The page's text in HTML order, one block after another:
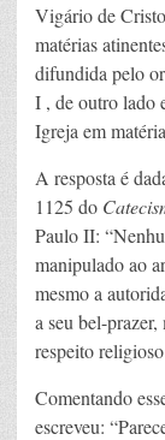
Vigário de
matérias
difundida pelo
I , de outro lado
Igreja em
A resposta é
1125 do
Paulo II:
manipulado ao
mesmo a
a seu bel-
respeito
Comentando
escreveu: